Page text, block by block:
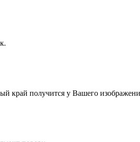
край получится у Вашего